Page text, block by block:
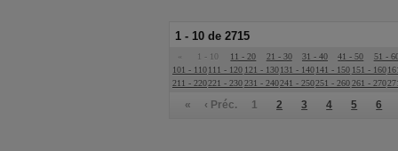
1 - 10 de 2715
« 1 - 10 11 - 20 21 - 30 31 - 40 41 - 50
51 -
101 - 110111 - 120 121 - 130 131 - 140141 - 150 151 - 160
211 - 220221 - 230231 - 240241 - 250251 - 260261 - 270
« ‹ Préc. 1 2 3 4 5 6